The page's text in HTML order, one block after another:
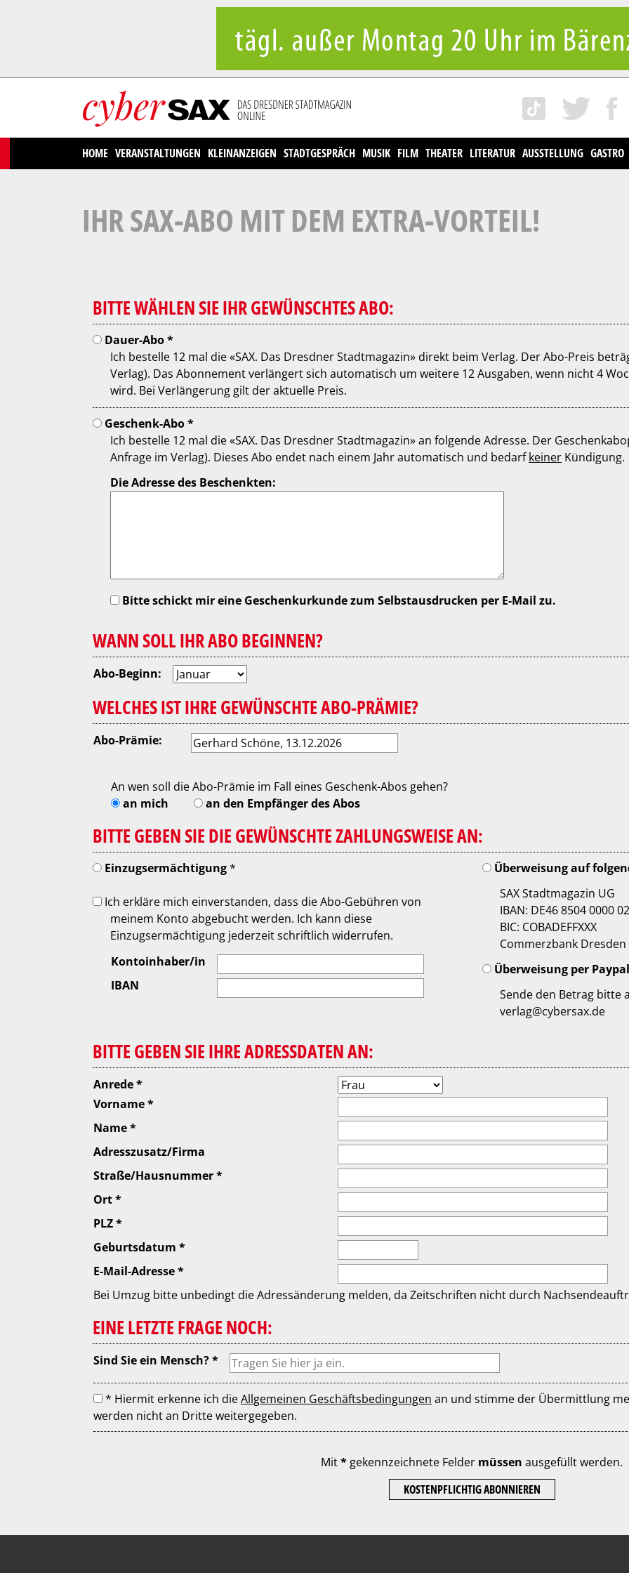
HOME VERANSTALTUNGEN KLEINANZEIGEN STADTGESPRÄCH MUSIK FILM THEATER LITERATUR AUSSTELLUNG GASTRO
IHR SAX-ABO MIT DEM EXTRA-VORTEIL!
BITTE WÄHLEN SIE IHR GEWÜNSCHTES ABO:
Dauer-Abo *
Ich bestelle 12 mal die «SAX. Das Dresdner Stadtmagazin» direkt beim Verlag. Der Abo-Preis
Verlag). Das Abonnement verlängert sich automatisch um weitere 12 Ausgaben, wenn nicht 4 Wochen vor Erhalt der 12. Ausgabe gekündigt
wird. Bei Verlängerung gilt der aktuelle Preis.
Geschenk-Abo *
Ich bestelle 12 mal die «SAX. Das Dresdner Stadtmagazin» an folgende Adresse. Der
Anfrage im Verlag). Dieses Abo endet nach einem Jahr automatisch und bedarfkeiner Kündigung.
Die Adresse des Beschenkten:
Bitte schickt mir eine Geschenkurkunde zum Selbstausdrucken per E-Mail zu.
WANN SOLL IHR ABO BEGINNEN?
Abo-Beginn:
WELCHES IST IHRE GEWÜNSCHTE ABO-PRÄMIE?
Abo-Prämie:
An wen soll die Abo-Prämie im Fall eines Geschenk-Abos gehen?
an mich
an den Empfänger des Abos
BITTE GEBEN SIE DIE GEWÜNSCHTE ZAHLUNGSWEISE AN:
Einzugsermächtigung*
Ich erkläre mich einverstanden, dass die Abo-Gebühren von
meinem Konto abgebucht werden. Ich kann diese
Einzugsermächtigung jederzeit schriftlich widerrufen.
Kontoinhaber/in
IBAN
SAX Stadtmagazin UG
IBAN: DE46 8504 0000
BIC: COBADEFFXXX
Commerzbank Dresden
Überweisung per
Sende den Betrag bitte
verlag@cybersax.de
BITTE GEBEN SIE IHRE ADRESSDATEN AN:
Anrede *
Vorname *
Name *
Adresszusatz/Firma
Straße/Hausnummer *
Ort *
PLZ *
Geburtsdatum *
E-Mail-Adresse *
Bei Umzug bitte unbedingt die Adressänderung melden, da Zeitschriften nicht durch
EINE LETZTE FRAGE NOCH:
Sind Sie ein Mensch? *
* Hiermit erkenne ich dieAllgemeinen Geschäftsbedingungen an und stimme der Übermittlung
werden nicht an Dritte weitergegeben.
Mit* gekennzeichnete Felder müssen ausgefüllt werden.
KOSTENPFLICHTIG ABONNIEREN